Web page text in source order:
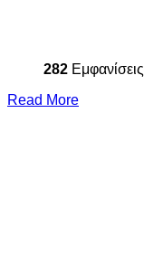
282 Εμφανίσεις
Read More